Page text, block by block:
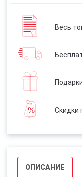
Весь
Скидки
ОПИСАНИЕ